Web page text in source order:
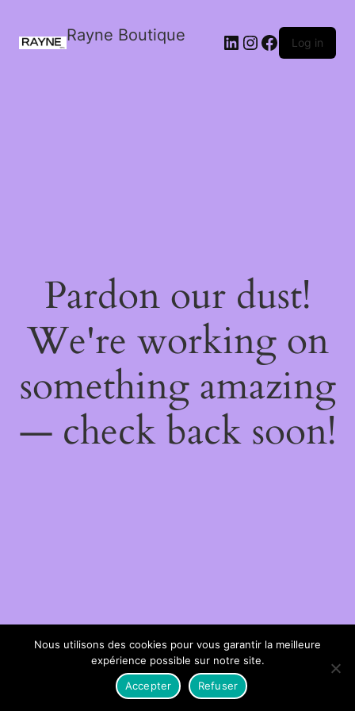
Rayne Boutique Log in
Pardon our dust!
We're working on
something amazing
— check back soon!
Nous utilisons des cookies pour vous garantir la meilleure
expérience possible sur notre site.
Accepter
Refuser